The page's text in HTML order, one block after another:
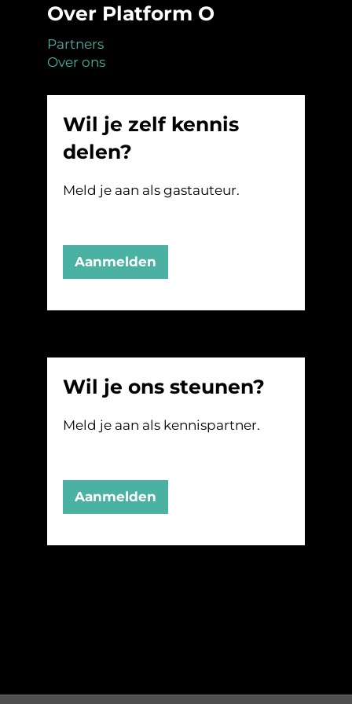
Over Platform O
Partners
Over ons
Wil je zelf kennis
delen?
Meld je aan als gastauteur.
Aanmelden
Wil je ons steunen?
Meld je aan als kennispartner.
Aanmelden